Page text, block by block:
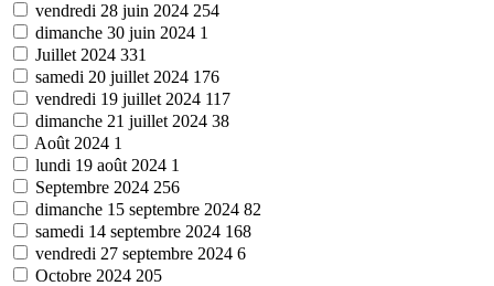
vendredi 28 juin 2024 254
dimanche 30 juin 2024 1
Juillet 2024 331
samedi 20 juillet 2024 176
vendredi 19 juillet 2024 117
dimanche 21 juillet 2024 38
Août 2024 1
lundi 19 août 2024 1
Septembre 2024 256
dimanche 15 septembre 2024 82
samedi 14 septembre 2024 168
vendredi 27 septembre 2024 6
Octobre 2024 205